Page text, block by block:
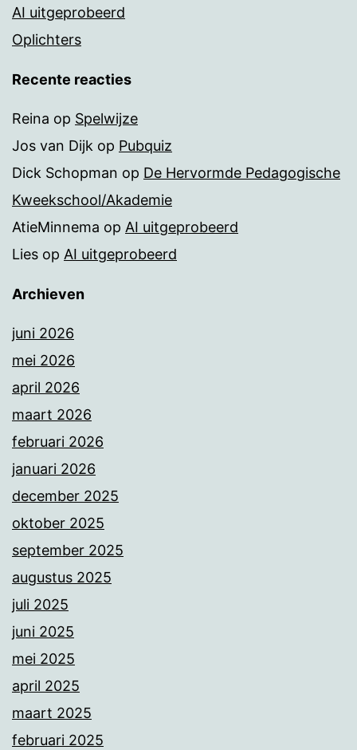
AI uitgeprobeerd
Oplichters
Recente reacties
Reina op Spelwijze
Jos van Dijk op Pubquiz
Dick Schopman op De Hervormde Pedagogische
Kweekschool/Akademie
AtieMinnema op AI uitgeprobeerd
Lies op AI uitgeprobeerd
Archieven
juni 2026
mei 2026
april 2026
maart 2026
februari 2026
januari 2026
december 2025
oktober 2025
september 2025
augustus 2025
juli 2025
juni 2025
mei 2025
april 2025
maart 2025
februari 2025